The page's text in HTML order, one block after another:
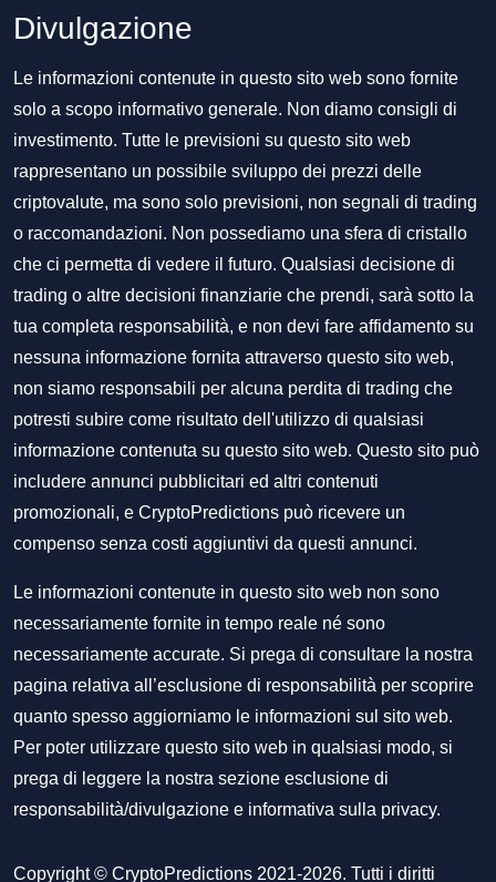
Divulgazione
Le informazioni contenute in questo sito web sono fornite
solo a scopo informativo generale. Non diamo consigli di
investimento. Tutte le previsioni su questo sito web
rappresentano un possibile sviluppo dei prezzi delle
criptovalute, ma sono solo previsioni, non segnali di trading
o raccomandazioni. Non possediamo una sfera di cristallo
che ci permetta di vedere il futuro. Qualsiasi decisione di
trading o altre decisioni finanziarie che prendi, sarà sotto la
tua completa responsabilità, e non devi fare affidamento su
nessuna informazione fornita attraverso questo sito web,
non siamo responsabili per alcuna perdita di trading che
potresti subire come risultato dell'utilizzo di qualsiasi
informazione contenuta su questo sito web. Questo sito può
includere annunci pubblicitari ed altri contenuti
promozionali, e CryptoPredictions può ricevere un
compenso senza costi aggiuntivi da questi annunci.
Le informazioni contenute in questo sito web non sono
necessariamente fornite in tempo reale né sono
necessariamente accurate. Si prega di consultare la nostra
pagina relativa all’esclusione di responsabilità per scoprire
quanto spesso aggiorniamo le informazioni sul sito web.
Per poter utilizzare questo sito web in qualsiasi modo, si
prega di leggere la nostra sezione esclusione di
responsabilità/divulgazione e informativa sulla privacy.
Copyright © CryptoPredictions 2021-2026. Tutti i diritti